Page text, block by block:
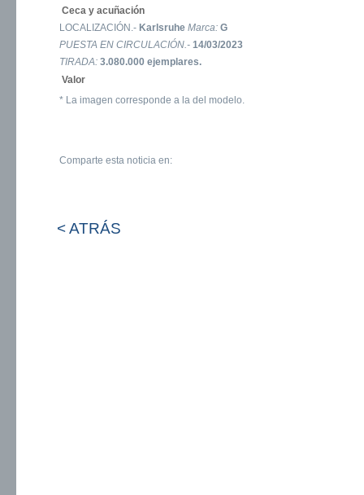
Ceca y acuñación
LOCALIZACIÓN.- Karlsruhe Marca: G
PUESTA EN CIRCULACIÓN.- 14/03/2023
TIRADA: 3.080.000 ejemplares.
Valor
* La imagen corresponde a la del modelo.
Comparte esta noticia en:
< ATRÁS